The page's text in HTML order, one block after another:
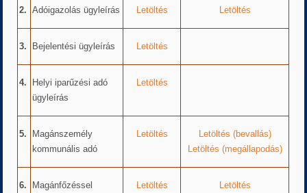
2. Adóigazolás ügyleírás Letöltés Letöltés
3. Bejelentési ügyleírás Letöltés
4.
Helyi iparűzési adó
ügyleírás
Letöltés
5.
Magánszemély
kommunális adó
Letöltés
Letöltés (bevallás)
Letöltés (megállapodás)
6.
Magánfőzéssel
Letöltés Letöltés